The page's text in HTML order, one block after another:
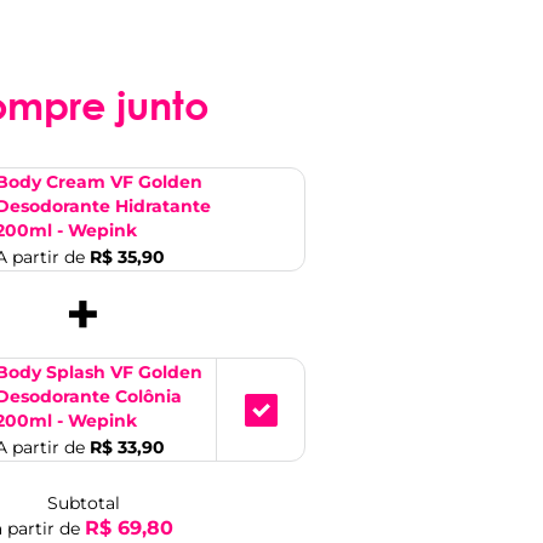
junto
Cream VF Golden
Hidratante
- Wepink
partir de R$ 35,90
+
Splash VF Golden
Colônia
- Wepink
partir de R$ 33,90
Subtotal
partir de R$ 69,80